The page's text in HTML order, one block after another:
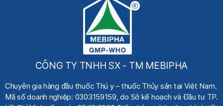
CÔNG TY TNHH SX - TM MEBIPHA
Chuyên gia hàng đầu thuốc Thú y– thuốc Thủy sản tại Việt Nam.
Mã số doanh nghiệp: 0303159159, do Sở kế hoạch và Đầu tư TP.